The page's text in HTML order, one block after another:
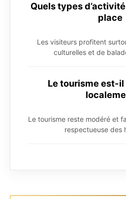
Quels types
place
Les visiteurs profitent
culturelles et de
Le tourisme est-
Le tourisme reste modéré et
respectueuse des